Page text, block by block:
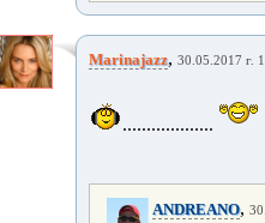
Marinajazz, 30.05.2017 г.
...................
ANDREANO,